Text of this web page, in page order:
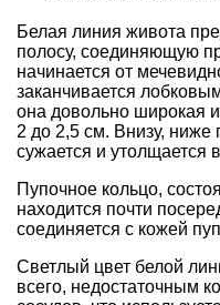
Белая линия живота
полосу, соединяющую
начинается от
заканчивается
она довольно широкая
2 до 2,5 см. Внизу, ниже
сужается и утолщается
Пупочное кольцо,
находится почти
соединяется с кожей
Светлый цвет белой
всего, недостаточным